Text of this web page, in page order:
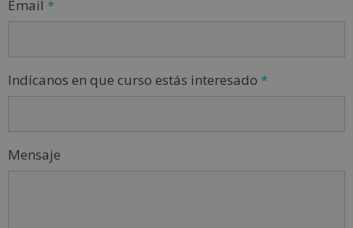
Email *
Indícanos en que curso estás interesado *
Mensaje